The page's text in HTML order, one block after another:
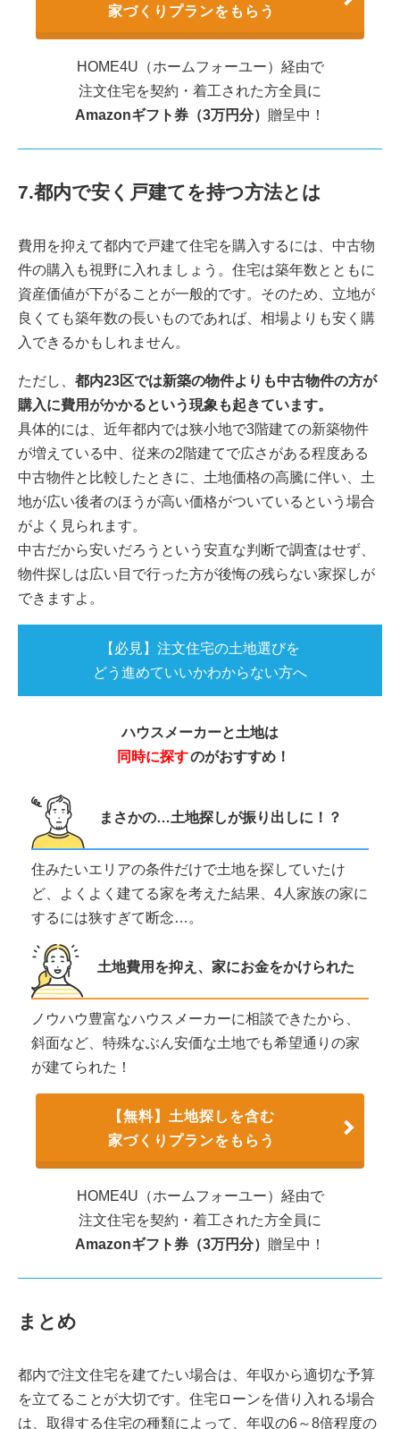
家づくりプランをもらう
HOME4U（ホームフォーユー）経由で
注文住宅を契約・着工された方全員に
Amazonギフト券（3万円分） 贈呈中！
7.都内で安く戸建てを持つ方法とは
費用を抑えて都内で戸建て住宅を購入するには、中古物
件の購入も視野に入れましょう。住宅は築年数とともに
資産価値が下がることが一般的です。そのため、立地が
良くても築年数の長いものであれば、相場よりも安く購
入できるかもしれません。
ただし、 都内23区では新築の物件よりも中古物件の方が
購入に費用がかかるという現象も起きています。
具体的には、近年都内では狭小地で3階建ての新築物件
が増えている中、従来の2階建てで広さがある程度ある
中古物件と比較したときに、土地価格の高騰に伴い、土
地が広い後者のほうが高い価格がついているという場合
がよく見られます。
中古だから安いだろうという安直な判断で調査はせず、
物件探しは広い目で行った方が後悔の残らない家探しが
できますよ。
【必見】注文住宅の土地選びを
どう進めていいかわからない方へ
ハウスメーカーと土地は
同時に探すのがおすすめ！
まさかの…土地探しが振り出しに！？
住みたいエリアの条件だけで土地を探していたけ
ど、よくよく建てる家を考えた結果、4人家族の家に
するには狭すぎて断念…。
土地費用を抑え、家にお金をかけられた
ノウハウ豊富なハウスメーカーに相談できたから、
斜面など、特殊なぶん安価な土地でも希望通りの家
が建てられた！
【無料】土地探しを含む
家づくりプランをもらう
HOME4U（ホームフォーユー）経由で
注文住宅を契約・着工された方全員に
Amazonギフト券（3万円分） 贈呈中！
まとめ
都内で注文住宅を建てたい場合は、年収から適切な予算
を立てることが大切です。住宅ローンを借り入れる場合
は、取得する住宅の種類によって、年収の6～8倍程度の